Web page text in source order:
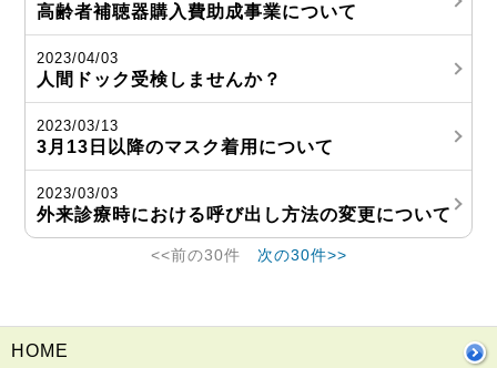
高齢者補聴器購入費助成事業について
2023/04/03
人間ドック受検しませんか？
2023/03/13
3月13日以降のマスク着用について
2023/03/03
外来診療時における呼び出し方法の変更について
<<前の30件 次の30件>>
HOME